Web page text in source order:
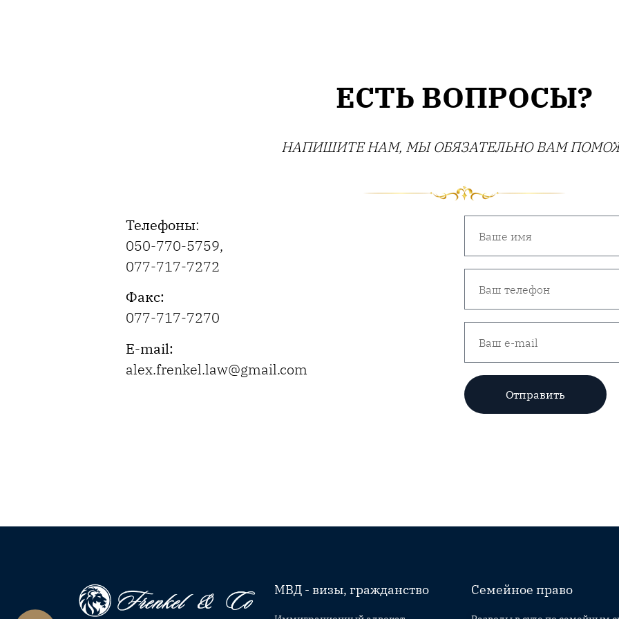
ЕСТЬ ВОПРОСЫ?
НАПИШИТЕ НАМ, МЫ ОБЯЗАТЕЛЬНО ВАМ
Телефоны:
050-770-5759,
077-717-7272
Факс:
077-717-7270
E-mail:
alex.frenkel.law@gmail.com
Отправить
МВД - визы, гражданство Семейное право